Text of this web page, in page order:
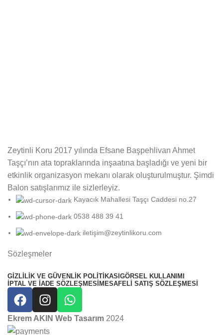
Zeytinli Koru 2017 yılında Efsane Başpehlivan Ahmet
Taşçı’nın ata topraklarında inşaatına başladığı ve yeni bir
etkinlik organizasyon mekanı olarak oluşturulmuştur. Şimdi
Balon satışlarımız ile sizlerleyiz.
Kayacık Mahallesi Taşçı Caddesi no.27
0538 488 39 41
iletişim@zeytinlikoru.com
Sözleşmeler
GIZLILIK VE GÜVENLIK POLITIKASI GÖRSEL KULLANIMI
İPTAL VE İADE SÖZLEŞMESI MESAFELI SATIŞ SÖZLEŞMESI
Ekrem AKIN Web Tasarım 2024